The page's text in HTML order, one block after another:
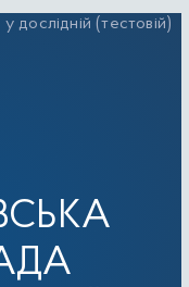
дослідній (тестовій)